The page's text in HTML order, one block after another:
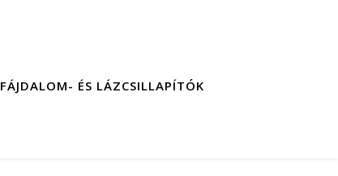
FÁJDALOM- ÉS LÁZCSILLAPÍTÓK